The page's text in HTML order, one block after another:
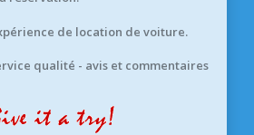
de location de voiture.
qualité - avis et commentaires